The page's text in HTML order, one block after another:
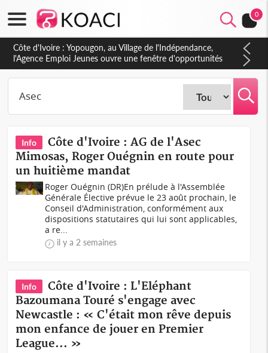
0
Côte d'Ivoire : CHU de Treichville, après la fronde, les agents
contractuels obtiennent un accord avec la direction sur les
arriérés du SMIG 2023
Info
Côte d'Ivoire : AG de l'Asec
Mimosas, Roger Ouégnin en route pour
un huitième mandat
Roger Ouégnin (DR)En prélude à l'Assemblée
Générale Élective prévue le 23 août prochain, le
Conseil d'Administration, conformément aux
dispositions statutaires qui lui sont applicables,
a re...
il y a 2 semaines
Info
Côte d'Ivoire : L'Eléphant
Bazoumana Touré s'engage avec
Newcastle : « C'était mon rêve depuis
mon enfance de jouer en Premier
League... »